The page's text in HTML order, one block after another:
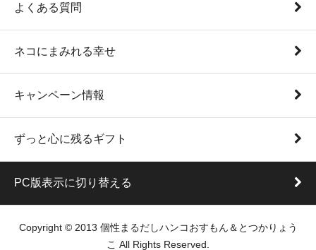
よくある質問
ネコにまみれる幸せ
キャンペーン情報
ずっと心に残るギフト
PC版表示に切り替える
Copyright © 2013 個性まるだしハンコおすもん＆とつかりょう
こ All Rights Reserved.